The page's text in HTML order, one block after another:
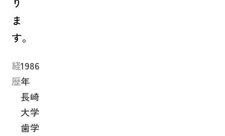
ま
す。
経
歴
1986
年
長崎
大学
歯学